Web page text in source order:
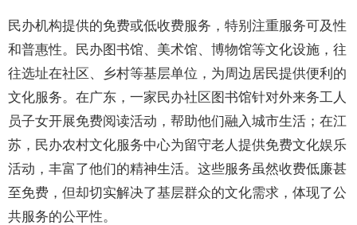
民办机构提供的免费或低收费服务，特别注重服务可及性
和普惠性。民办图书馆、美术馆、博物馆等文化设施，往
往选址在社区、乡村等基层单位，为周边居民提供便利的
文化服务。在广东，一家民办社区图书馆针对外来务工人
员子女开展免费阅读活动，帮助他们融入城市生活；在江
苏，民办农村文化服务中心为留守老人提供免费文化娱乐
活动，丰富了他们的精神生活。这些服务虽然收费低廉甚
至免费，但却切实解决了基层群众的文化需求，体现了公
共服务的公平性。